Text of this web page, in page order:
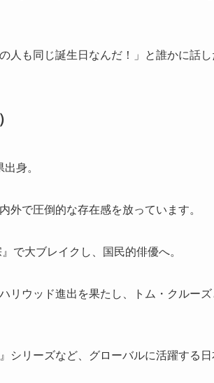
人も同じ誕生日なんだ！」と誰かに話し
身。
外で圧倒的な存在感を放っています。
で大ブレイクし、国民的俳優へ。
リウッド進出を果たし、トム・クルー
シリーズなど、グローバルに活躍する